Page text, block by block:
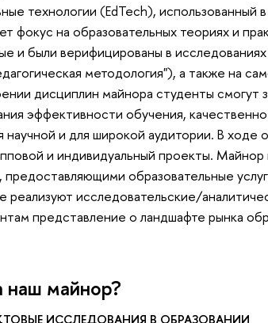
технологии (EdTech), использованный
фокус на образовательных теориях и
и были верифицированы в
методология"), а также на
дисциплин майнора студенты смогут
эффективности обучения,
научной и для широкой аудитории. В ходе
и индивидуальный проекты.
образовательные
реализуют исследовательские/
представление о ландшафте рынка
наш майнор?
ИССЛЕДОВАНИЯ В ОБРАЗОВАНИИ